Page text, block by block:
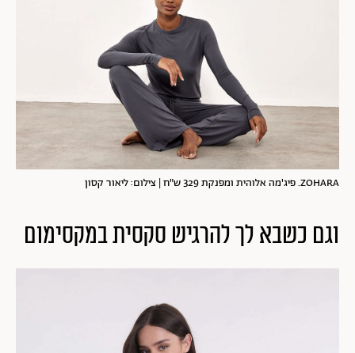
ZOHARA. פיג'מה אלוהית ומפנקת 329 ש"ח | צילום: ליאור קסון
וגם כשבא לך להרגיש סקסית במקסימום